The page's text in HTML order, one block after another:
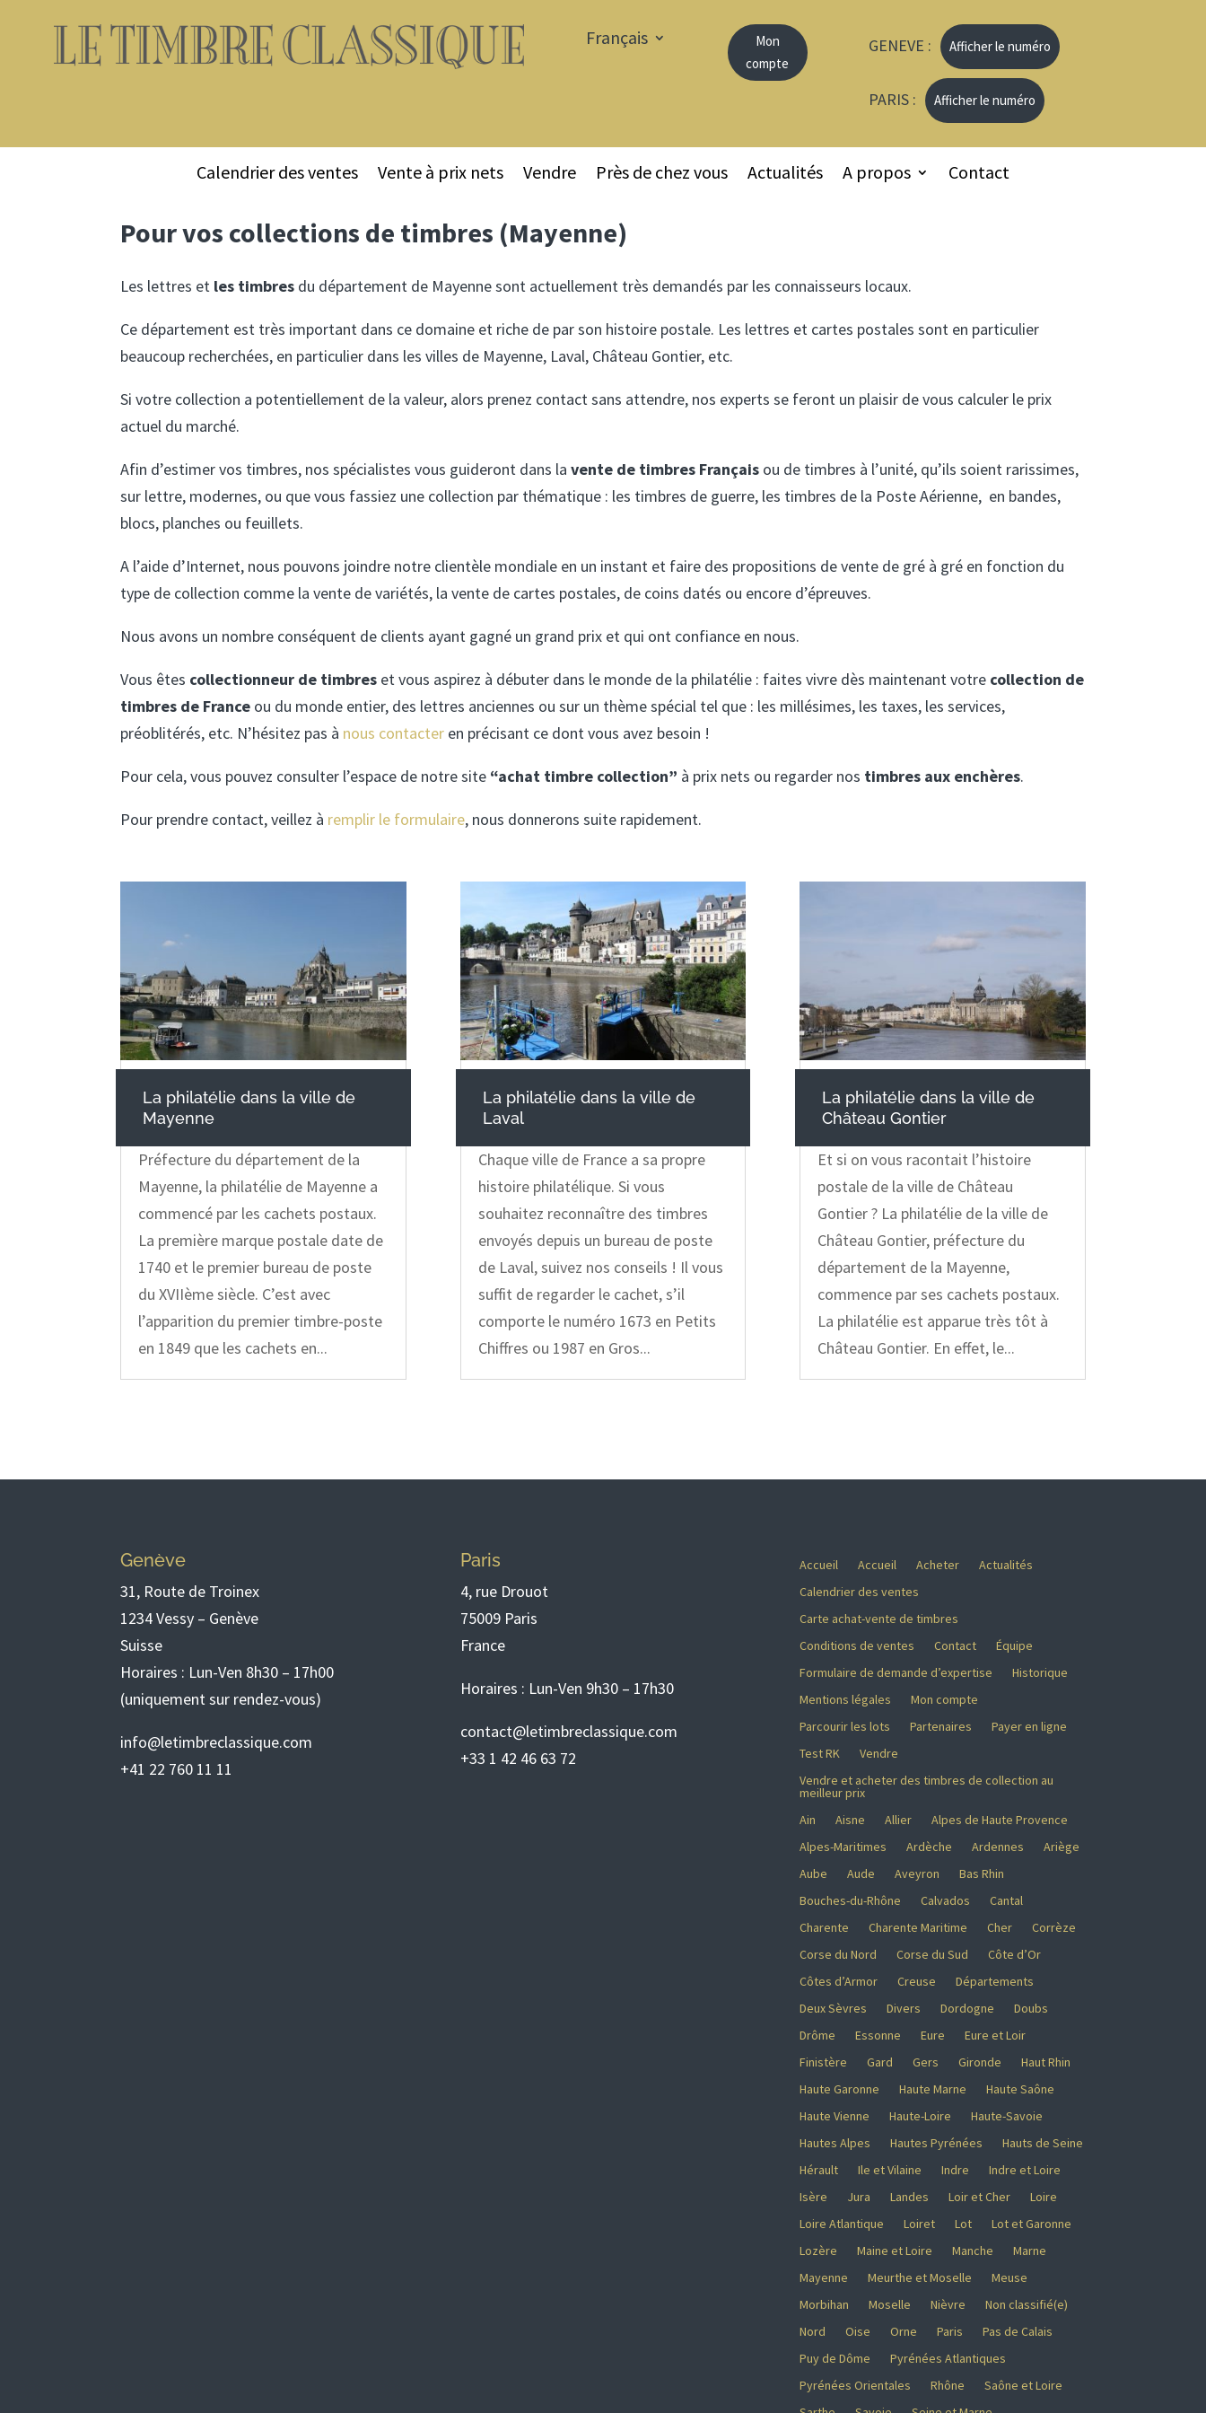
Français
Mon
compte
GENEVE : Afficher le numéro
PARIS : Afficher le numéro
Calendrier des ventes Vente à prix nets Vendre Près de chez vous Actualités A propos Contact
Pour vos collections de timbres (Mayenne)
Les lettres et les timbres du département de Mayenne sont actuellement très demandés par les connaisseurs locaux.
Ce département est très important dans ce domaine et riche de par son histoire postale. Les lettres et cartes postales sont en particulier
beaucoup recherchées, en particulier dans les villes de Mayenne, Laval, Château Gontier, etc.
Si votre collection a potentiellement de la valeur, alors prenez contact sans attendre, nos experts se feront un plaisir de vous calculer le prix
actuel du marché.
Afin d’estimer vos timbres, nos spécialistes vous guideront dans lavente de timbres Français ou de timbres à l’unité, qu’ils soient rarissimes,
sur lettre, modernes, ou que vous fassiez une collection par thématique : les timbres de guerre, les timbres de la Poste Aérienne, en bandes,
blocs, planches ou feuillets.
A l’aide d’Internet, nous pouvons joindre notre clientèle mondiale en un instant et faire des propositions de vente de gré à gré en fonction du
type de collection comme la vente de variétés, la vente de cartes postales, de coins datés ou encore d’épreuves.
Nous avons un nombre conséquent de clients ayant gagné un grand prix et qui ont confiance en nous.
Vous êtes collectionneur de timbres et vous aspirez à débuter dans le monde de la philatélie : faites vivre dès maintenant votre collection de
timbres de France ou du monde entier, des lettres anciennes ou sur un thème spécial tel que : les millésimes, les taxes, les services,
préoblitérés, etc. N’hésitez pas à nous contacter en précisant ce dont vous avez besoin !
Pour cela, vous pouvez consulter l’espace de notre site “achat timbre collection” à prix nets ou regarder nos timbres aux enchères.
Pour prendre contact, veillez à remplir le formulaire, nous donnerons suite rapidement.
La philatélie dans la ville de
Mayenne
Préfecture du département de la
Mayenne, la philatélie de Mayenne a
commencé par les cachets postaux.
La première marque postale date de
1740 et le premier bureau de poste
du XVIIème siècle. C’est avec
l’apparition du premier timbre-poste
en 1849 que les cachets en...
La philatélie dans la ville de
Laval
Chaque ville de France a sa propre
histoire philatélique. Si vous
souhaitez reconnaître des timbres
envoyés depuis un bureau de poste
de Laval, suivez nos conseils ! Il vous
suffit de regarder le cachet, s’il
comporte le numéro 1673 en Petits
Chiffres ou 1987 en Gros...
La philatélie dans la ville de
Château Gontier
Et si on vous racontait l’histoire
postale de la ville de Château
Gontier ? La philatélie de la ville de
Château Gontier, préfecture du
département de la Mayenne,
commence par ses cachets postaux.
La philatélie est apparue très tôt à
Château Gontier. En effet, le...
Genève
31, Route de Troinex
1234 Vessy – Genève
Suisse
Horaires : Lun-Ven 8h30 – 17h00
(uniquement sur rendez-vous)
info@letimbreclassique.com
+41 22 760 11 11
Paris
4, rue Drouot
75009 Paris
France
Horaires : Lun-Ven 9h30 – 17h30
contact@letimbreclassique.com
+33 1 42 46 63 72
Accueil Accueil Acheter
Actualités
Calendrier des ventes
Carte achat-vente de timbres
Conditions de ventes
Contact
Équipe
Formulaire de demande d’expertise
Historique
Mentions légales
Mon compte
Parcourir les lots
Partenaires
Payer en ligne
Test RK
Vendre
Vendre et acheter des timbres de collection au
meilleur prix
Ain
Aisne Allier
Alpes de Haute Provence
Alpes-Maritimes
Ardèche Ardennes
Ariège
Aube
Aude Aveyron
Bas Rhin
Bouches-du-Rhône
Calvados
Cantal
Charente
Charente Maritime Cher
Corrèze
Corse du Nord
Corse du Sud
Côte d’Or
Côtes d’Armor
Creuse
Départements
Deux Sèvres
Divers Dordogne
Doubs
Drôme
Essonne Eure
Eure et Loir
Finistère
Gard Gers Gironde
Haut Rhin
Haute Garonne
Haute Marne
Haute Saône
Haute Vienne
Haute-Loire
Haute-Savoie
Hautes Alpes
Hautes Pyrénées
Hauts de Seine
Hérault
Ile et Vilaine Indre
Indre et Loire
Isère
Jura Landes Loir et Cher
Loire
Loire Atlantique
Loiret Lot
Lot et Garonne
Lozère
Maine et Loire Manche
Marne
Mayenne
Meurthe et Moselle
Meuse
Morbihan
Moselle Nièvre
Non classifié(e)
Nord
Oise Orne Paris
Pas de Calais
Puy de Dôme
Pyrénées Atlantiques
Pyrénées Orientales
Rhône
Saône et Loire